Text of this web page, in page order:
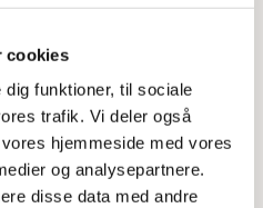
cookies
funktioner, til sociale
trafik. Vi deler også
hjemmeside med vores
og analysepartnere.
disse data med andre
økonomi? Overvej at
lyder som en stor